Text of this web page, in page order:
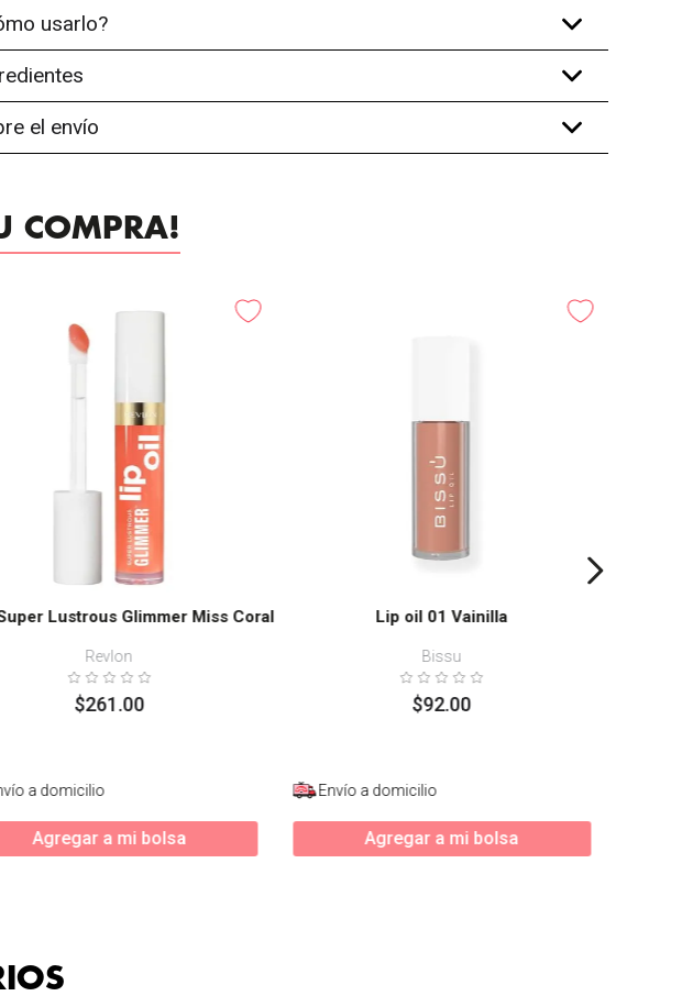
usarlo? +
+
el envío +
COMPRA!
Lustrous Glimmer Miss Coral
Revlon
$261.00
a domicilio
Agregar a mi bolsa
Lip oil 01 Vainilla
Bissu
$92.00
Envío a domicilio
Agregar a mi bolsa